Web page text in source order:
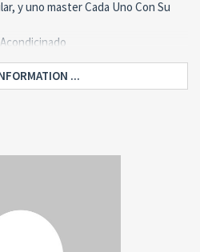
y uno master Cada Uno Con Su
(504) 9960 1172, 95448912 o al 9919
...